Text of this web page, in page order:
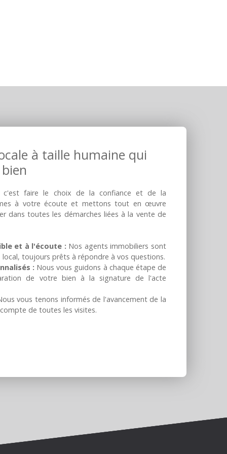
à taille humaine qui
c'est faire le choix de la confiance et de la
à votre écoute et mettons tout en œuvre
dans toutes les démarches liées à la vente de
et à l'écoute : Nos agents immobiliers sont
toujours prêts à répondre à vos questions.
: Nous vous guidons à chaque étape de
de votre bien à la signature de l'acte
vous tenons informés de l'avancement de la
de toutes les visites.